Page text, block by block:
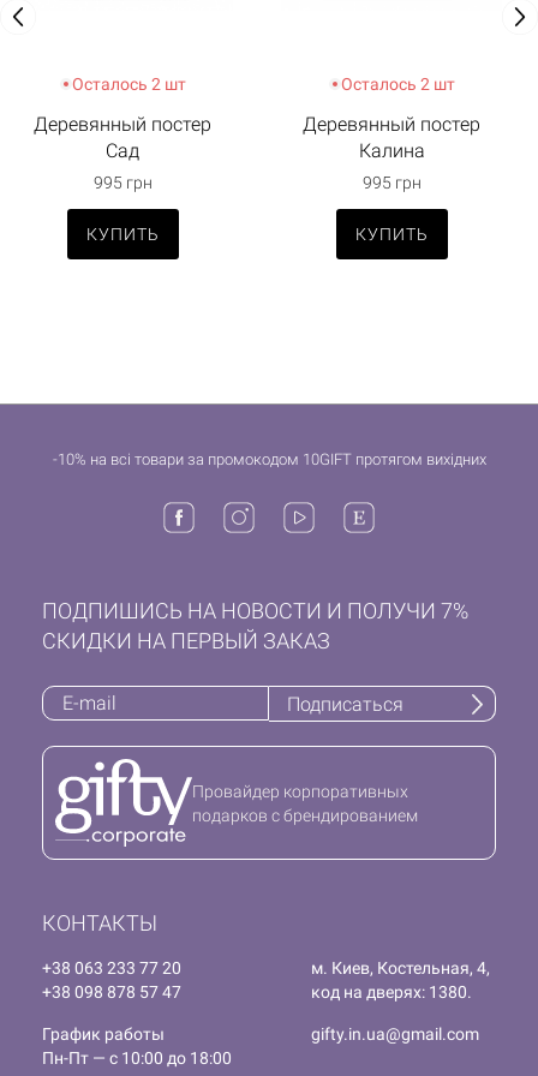
Осталось 2 шт
Деревянный постер
Сад
995 грн
КУПИТЬ
Осталось 2 шт
Деревянный постер
Калина
995 грн
КУПИТЬ
-10% на всі товари за промокодом 10GIFT протягом вихідних
КОНТАКТЫ
+38 063 233 77 20
+38 098 878 57 47
м. Киев, Костельная, 4,
код на дверях: 1380.
График работы
Пн-Пт — с 10:00 до 18:00
gifty.in.ua@gmail.com
ПОДПИШИСЬ НА НОВОСТИ И ПОЛУЧИ 7%
СКИДКИ НА ПЕРВЫЙ ЗАКАЗ
Подписаться
Провайдер корпоративных
подарков с брендированием